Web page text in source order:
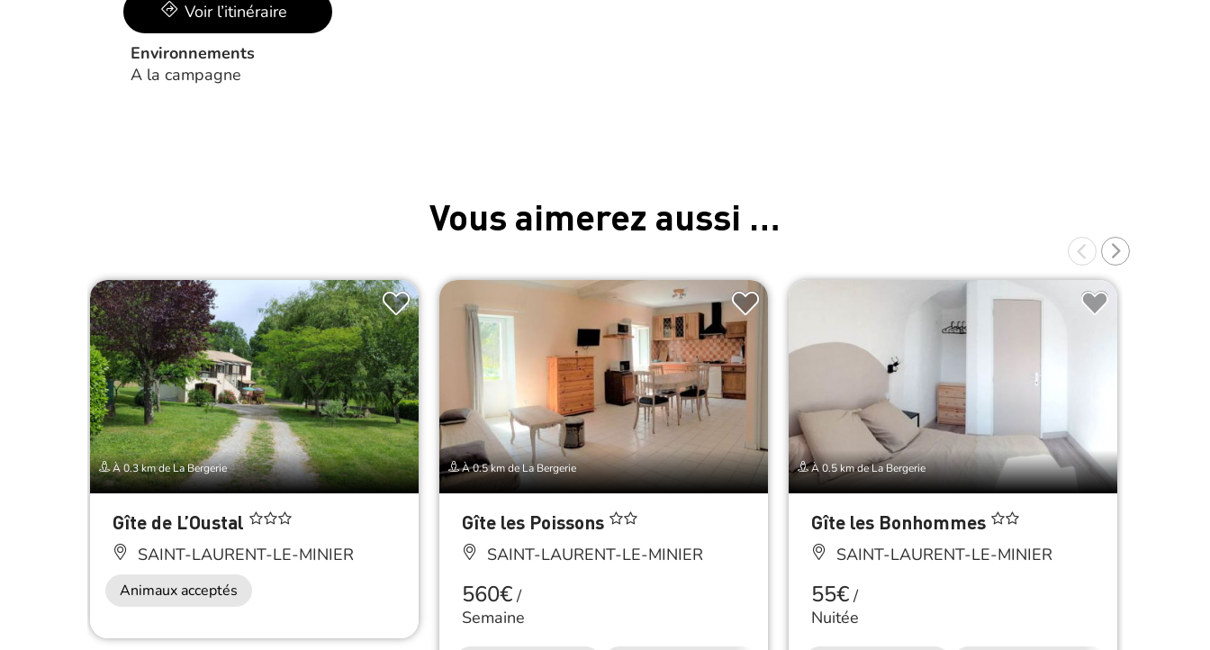
Voir l’itinéraire
Environnements
A la campagne
Vous aimerez aussi …
À 0.3 km de La Bergerie
Gîte de L’Oustal
SAINT-LAURENT-LE-MINIER
Animaux acceptés
À 0.5 km de La Bergerie
Gîte les Poissons
SAINT-LAURENT-LE-MINIER
560€/
Semaine
À 0.5 km de La Bergerie
Gîte les Bonhommes
SAINT-LAURENT-LE-MINIER
55€/
Nuitée